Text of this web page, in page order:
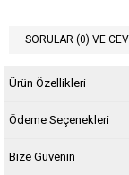
SORULAR (0) VE
Ürün Özellikleri
Ödeme Seçenekleri
Bize Güvenin